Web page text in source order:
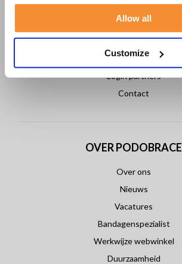
Allow all
Customize
Veelgestelde vragen
Klantenservice
Betaling & Levering
Retourneren / Ruilen
Login partners
Contact
OVER PODOBRACE
Over ons
Nieuws
Vacatures
Bandagenspezialist
Werkwijze webwinkel
Duurzaamheid